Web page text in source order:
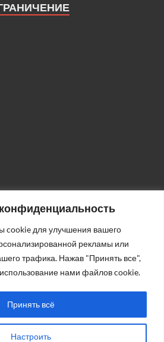
cookie для улучшения вашего
рекламы или
трафика. Нажав "Принять все",
нами файлов cookie.
Настроить
Принять всё
на сайте